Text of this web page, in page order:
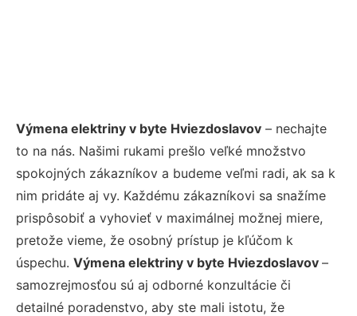
Výmena elektriny v byte Hviezdoslavov – nechajte
to na nás. Našimi rukami prešlo veľké množstvo
spokojných zákazníkov a budeme veľmi radi, ak sa k
nim pridáte aj vy. Každému zákazníkovi sa snažíme
prispôsobiť a vyhovieť v maximálnej možnej miere,
pretože vieme, že osobný prístup je kľúčom k
úspechu. Výmena elektriny v byte Hviezdoslavov –
samozrejmosťou sú aj odborné konzultácie či
detailné poradenstvo, aby ste mali istotu, že